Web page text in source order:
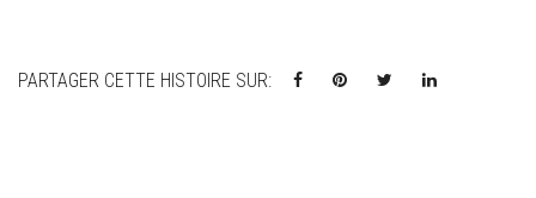
PARTAGER CETTE HISTOIRE SUR: